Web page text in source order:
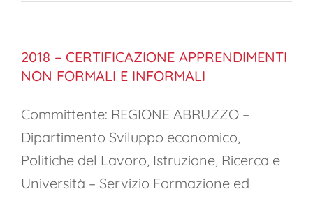
2018 – CERTIFICAZIONE APPRENDIMENTI
NON FORMALI E INFORMALI
Committente: REGIONE ABRUZZO –
Dipartimento Sviluppo economico,
Politiche del Lavoro, Istruzione, Ricerca e
Università – Servizio Formazione ed